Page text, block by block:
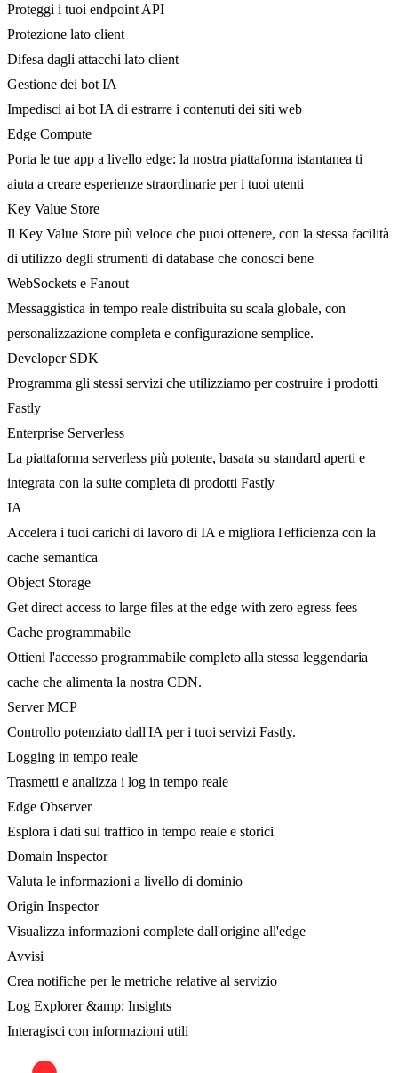
Proteggi i tuoi endpoint API
Protezione lato client
Difesa dagli attacchi lato client
Gestione dei bot IA
Impedisci ai bot IA di estrarre i contenuti dei siti web
Edge Compute
Porta le tue app a livello edge: la nostra piattaforma istantanea ti
aiuta a creare esperienze straordinarie per i tuoi utenti
Key Value Store
Il Key Value Store più veloce che puoi ottenere, con la stessa facilità
di utilizzo degli strumenti di database che conosci bene
WebSockets e Fanout
Messaggistica in tempo reale distribuita su scala globale, con
personalizzazione completa e configurazione semplice.
Developer SDK
Programma gli stessi servizi che utilizziamo per costruire i prodotti
Fastly
Enterprise Serverless
La piattaforma serverless più potente, basata su standard aperti e
integrata con la suite completa di prodotti Fastly
IA
Accelera i tuoi carichi di lavoro di IA e migliora l'efficienza con la
cache semantica
Object Storage
Get direct access to large files at the edge with zero egress fees
Cache programmabile
Ottieni l'accesso programmabile completo alla stessa leggendaria
cache che alimenta la nostra CDN.
Server MCP
Controllo potenziato dall'IA per i tuoi servizi Fastly.
Logging in tempo reale
Trasmetti e analizza i log in tempo reale
Edge Observer
Esplora i dati sul traffico in tempo reale e storici
Domain Inspector
Valuta le informazioni a livello di dominio
Origin Inspector
Visualizza informazioni complete dall'origine all'edge
Avvisi
Crea notifiche per le metriche relative al servizio
Log Explorer &amp; Insights
Interagisci con informazioni utili